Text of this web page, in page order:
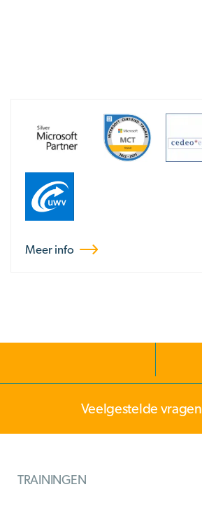
Meer info
Veelgestelde vragen
TRAININGEN